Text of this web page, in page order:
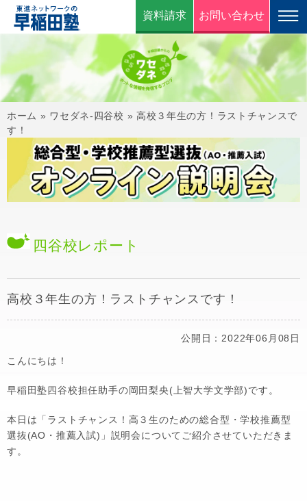
資料請求 お問い合わせ
ホーム » ワセダネ-四谷校 » 高校３年生の方！ラストチャンスで
す！
四谷校レポート
高校３年生の方！ラストチャンスです！
公開日：2022年06月08日
こんにちは！
早稲田塾四谷校担任助手の岡田梨央(上智大学文学部)です。
本日は「ラストチャンス！高３生のための総合型・学校推薦型
選抜(AO・推薦入試)」説明会についてご紹介させていただきま
す。